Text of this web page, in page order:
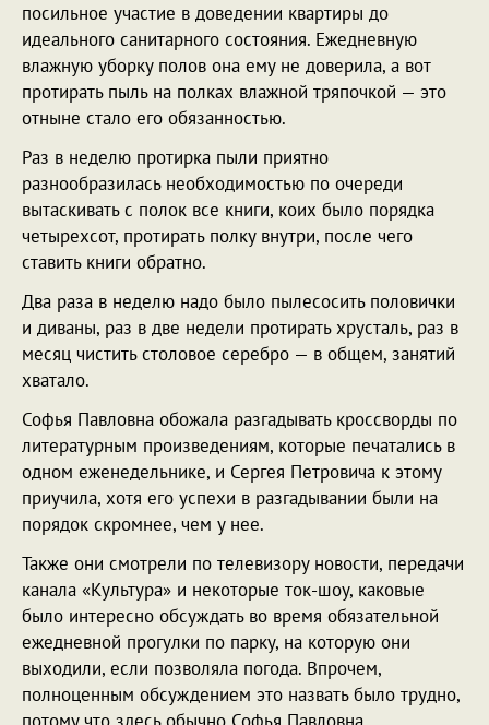
посильное участие в доведении квартиры до
идеального санитарного состояния. Ежедневную
влажную уборку полов она ему не доверила, а вот
протирать пыль на полках влажной тряпочкой — это
отныне стало его обязанностью.
Раз в неделю протирка пыли приятно
разнообразилась необходимостью по очереди
вытаскивать с полок все книги, коих было порядка
четырехсот, протирать полку внутри, после чего
ставить книги обратно.
Два раза в неделю надо было пылесосить половички
и диваны, раз в две недели протирать хрусталь, раз в
месяц чистить столовое серебро — в общем, занятий
хватало.
Софья Павловна обожала разгадывать кроссворды по
литературным произведениям, которые печатались в
одном еженедельнике, и Сергея Петровича к этому
приучила, хотя его успехи в разгадывании были на
порядок скромнее, чем у нее.
Также они смотрели по телевизору новости, передачи
канала «Культура» и некоторые ток-шоу, каковые
было интересно обсуждать во время обязательной
ежедневной прогулки по парку, на которую они
выходили, если позволяла погода. Впрочем,
полноценным обсуждением это назвать было трудно,